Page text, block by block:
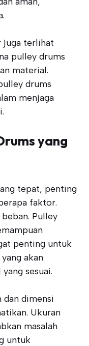
juga terlihat
pulley drums
material.
drums
menjaga
yang
tepat, penting
faktor.
Pulley
penting untuk
akan
sesuai.
dan dimensi
Ukuran
masalah
untuk